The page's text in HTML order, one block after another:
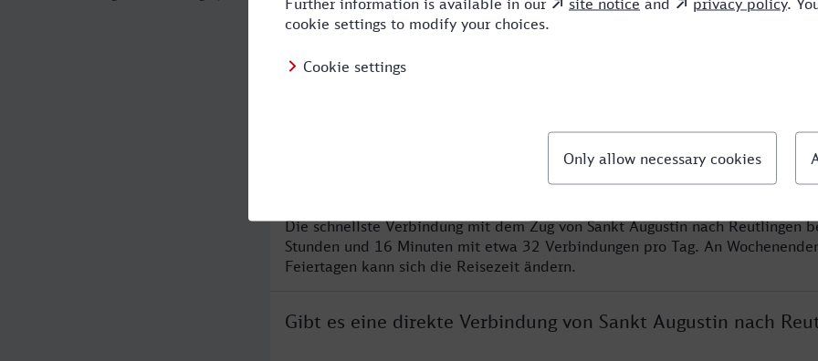
Was ist die schnellste Verbindung von Sankt Augustin nach
Die schnellste Verbindung mit dem Zug von Sankt Augustin nach Reutlingen
Stunden und 16 Minuten mit etwa 32 Verbindungen pro Tag. An
Feiertagen kann sich die Reisezeit ändern.
Gibt es eine direkte Verbindung von Sankt Augustin nach